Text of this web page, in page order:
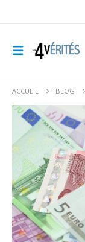
ACCUEIL BLOG